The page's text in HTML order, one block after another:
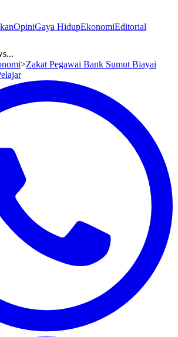
OpiniGaya HidupEkonomiEditorial
>Zakat Pegawai Bank Sumut Biayai